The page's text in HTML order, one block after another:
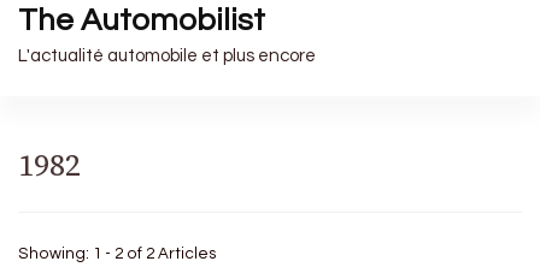
The Automobilist
L'actualité automobile et plus encore
1982
Showing: 1 - 2 of 2 Articles